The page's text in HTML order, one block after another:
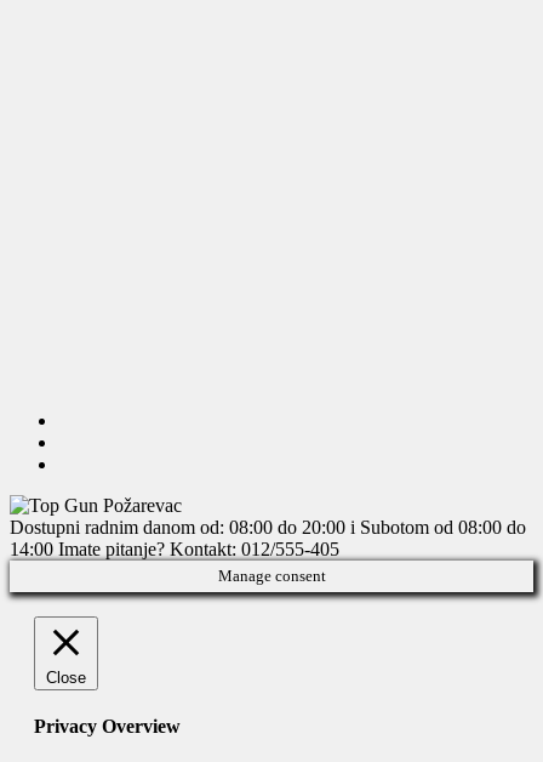
Dostupni radnim danom od: 08:00 do 20:00 i Subotom od 08:00 do
14:00 Imate pitanje? Kontakt: 012/555-405
Manage consent
Close
Privacy Overview